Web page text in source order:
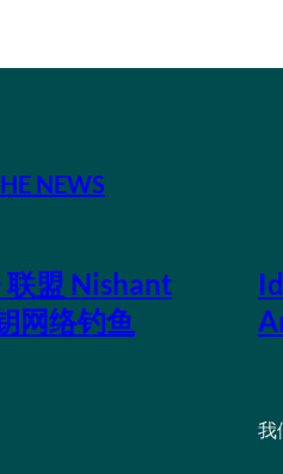
NEWS
联盟 Nishant
网络钓鱼
我